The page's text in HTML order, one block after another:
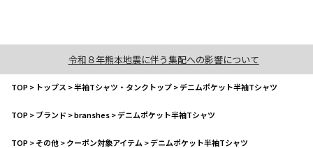
令和８年熊本地震に伴う集配への影響について
TOP> トップス >半袖Tシャツ・タンクトップ>デニムポケット半袖Tシャツ
TOP>ブランド >branshes>デニムポケット半袖Tシャツ
TOP>その他>クーポン対象アイテム >デニムポケット半袖Tシャツ